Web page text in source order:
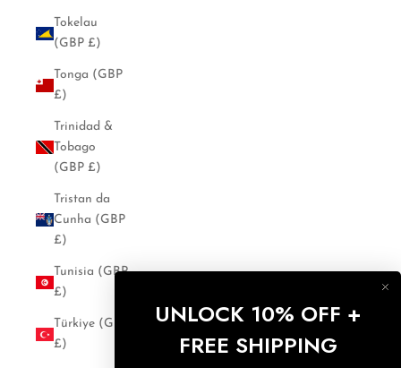
Tokelau
(GBP £)
Tonga (GBP
£)
Trinidad &
Tobago
(GBP £)
Tristan da
Cunha (GBP
£)
Tunisia (GBP
£)
Türkiye (GBP
£)
UNLOCK 10% OFF +
FREE SHIPPING